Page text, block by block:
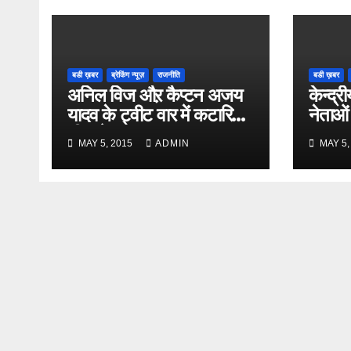
बडी ख़बर ब्रेकिंग न्यूज़ राजनीति
अनिल विज औऱ कैप्टन अजय
यादव के ट्वीट वार में कटारिया
भी कूदे
MAY 5, 2015 ADMIN
बडी ख़बर
नेताओं
MAY